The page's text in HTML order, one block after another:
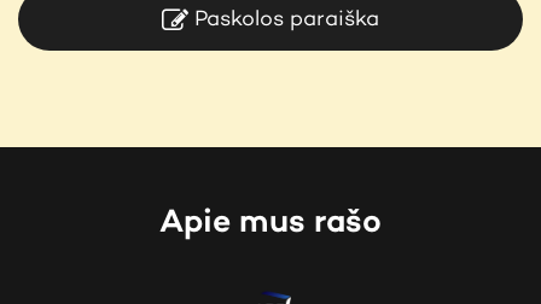
Paskolos paraiška
Apie mus rašo